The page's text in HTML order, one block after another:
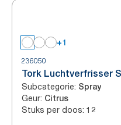
+1
236050
Tork Luchtverfrisser
Subcategorie: Spray
Geur: Citrus
Stuks per doos: 12